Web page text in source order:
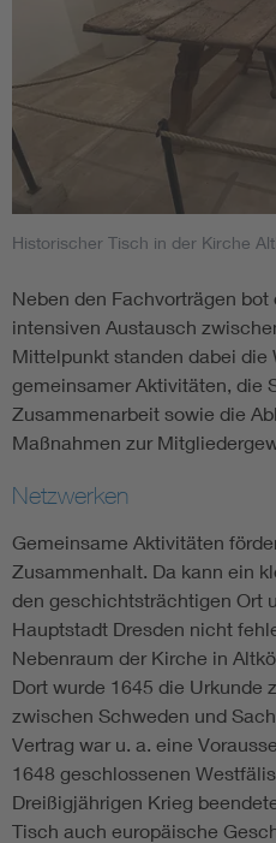
Historischer Tisch in der Kirche
Neben den Fachvorträgen
intensiven Austausch
Mittelpunkt standen dabei die
gemeinsamer Aktivitäten, die
Zusammenarbeit sowie die
Maßnahmen zur
Netzwerken
Gemeinsame Aktivitäten
Zusammenhalt. Da kann ein
den geschichtsträchtigen Ort
Hauptstadt Dresden nicht
Nebenraum der Kirche in
Dort wurde 1645 die Urkunde
zwischen Schweden und
Vertrag war u. a. eine
1648 geschlossenen
Dreißigjährigen Krieg
Tisch auch europäische